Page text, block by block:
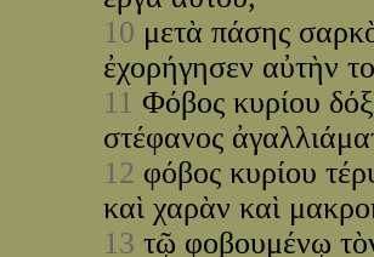
10 μετὰ πάσης
ἐχορήγησεν αὐτὴν
11 Φόβος κυρίου
στέφανος
12 φόβος κυρίου
καὶ χαρὰν καὶ
13 τῷ φοβουμένῳ